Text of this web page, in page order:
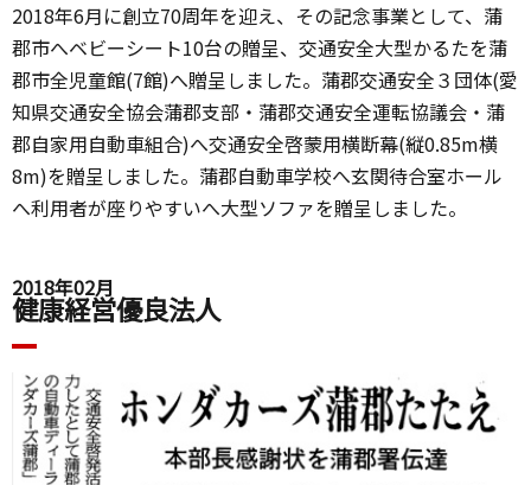
2018年6月に創立70周年を迎え、その記念事業として、蒲
郡市へベビーシート10台の贈呈、交通安全大型かるたを蒲
郡市全児童館(7館)へ贈呈しました。蒲郡交通安全３団体(愛
知県交通安全協会蒲郡支部・蒲郡交通安全運転協議会・蒲
郡自家用自動車組合)へ交通安全啓蒙用横断幕(縦0.85m横
8m)を贈呈しました。蒲郡自動車学校へ玄関待合室ホール
へ利用者が座りやすいへ大型ソファを贈呈しました。
2018年02月
健康経営優良法人